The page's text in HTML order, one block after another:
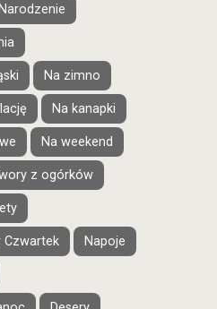
Na zimno
Na kanapki
Na weekend
z ogórków
Czwartek Napoje